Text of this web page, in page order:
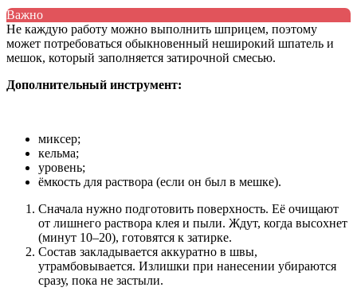
Важно
Не каждую работу можно выполнить шприцем, поэтому
может потребоваться обыкновенный неширокий шпатель и
мешок, который заполняется затирочной смесью.
Дополнительный инструмент:
миксер;
кельма;
уровень;
ёмкость для раствора (если он был в мешке).
Сначала нужно подготовить поверхность. Её очищают
от лишнего раствора клея и пыли. Ждут, когда высохнет
(минут 10–20), готовятся к затирке.
Состав закладывается аккуратно в швы,
утрамбовывается. Излишки при нанесении убираются
сразу, пока не застыли.